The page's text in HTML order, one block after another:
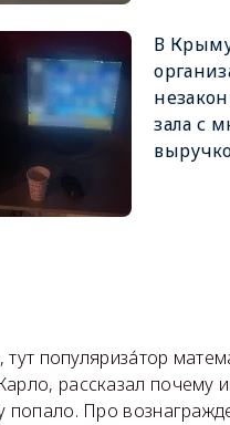
В
зала с
популяриза́тор
рассказал почему
попало. Про